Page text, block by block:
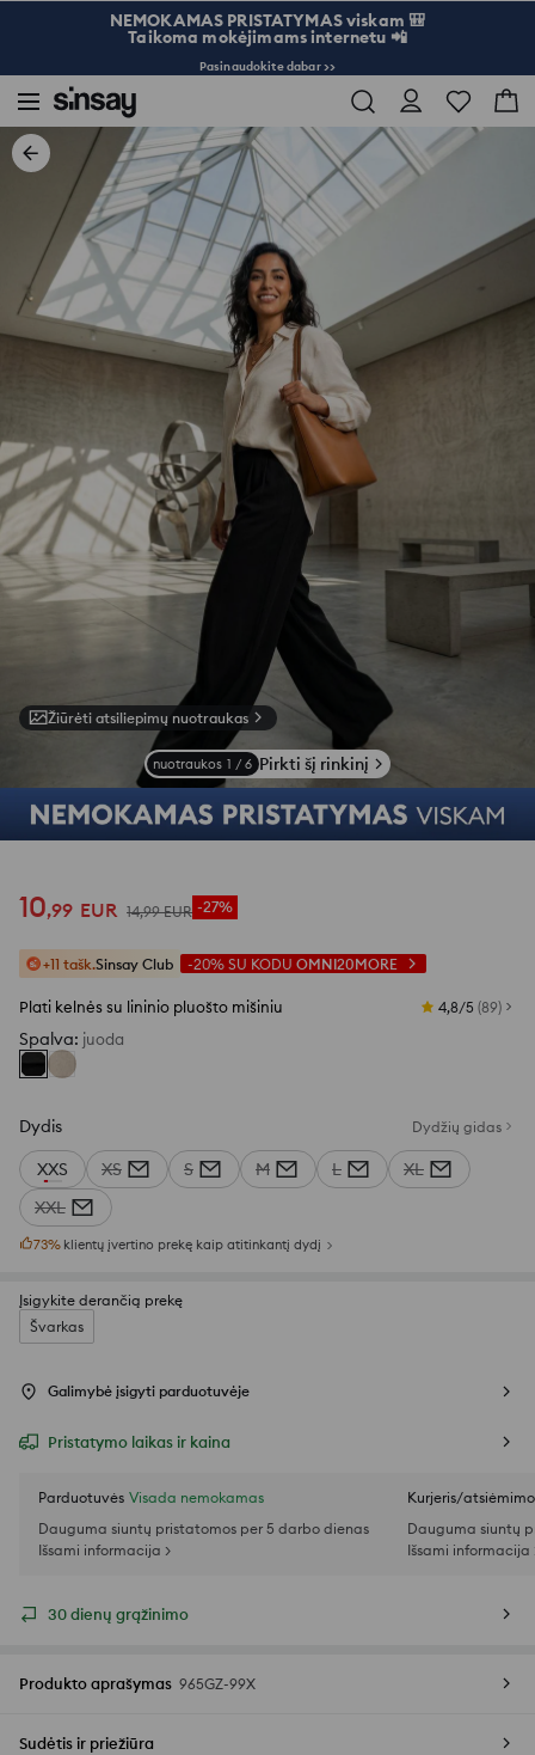
NEMOKAMAS PRISTATYMAS viskam 🎒
Taikoma mokėjimams internetu 📲
Pasinaudokite dabar >>
Žiūrėti atsiliepimų nuotraukas
nuotraukos 1 / 6 Pirkti šį rinkinį
10,99 EUR 14,99 EUR -27%
+11 tašk.Sinsay Club -20% SU KODU OMNI20MORE
Plati kelnės su lininio pluošto mišiniu 4,8/5 (89)
Spalva: juoda
Dydis Dydžių gidas
XXS XS S M L
XL
XXL
73% klientų įvertino prekę kaip atitinkantį dydį
Įsigykite derančią prekę
Švarkas
Galimybė įsigyti parduotuvėje
Pristatymo laikas ir kaina
Parduotuvės Visada nemokamas
Dauguma siuntų pristatomos per 5 darbo dienas
Išsami informacija >
Kurjeris/
Dauguma siuntų
Išsami informacija
30 dienų grąžinimo
Produkto aprašymas 965GZ-99X
Sudėtis ir priežiūra